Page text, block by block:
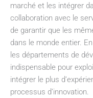
marché et les intégrer
collaboration avec le
de garantir que les
dans le monde entier.
les départements de
indispensable pour
intégrer le plus
processus d’innovation.